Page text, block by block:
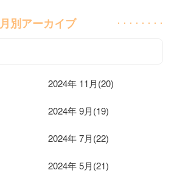
月別アーカイブ
2024年 11月(20)
2024年 9月(19)
2024年 7月(22)
2024年 5月(21)